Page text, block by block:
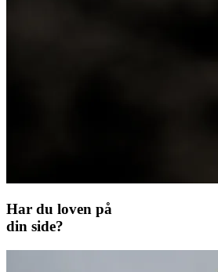
Har du loven på
din side?